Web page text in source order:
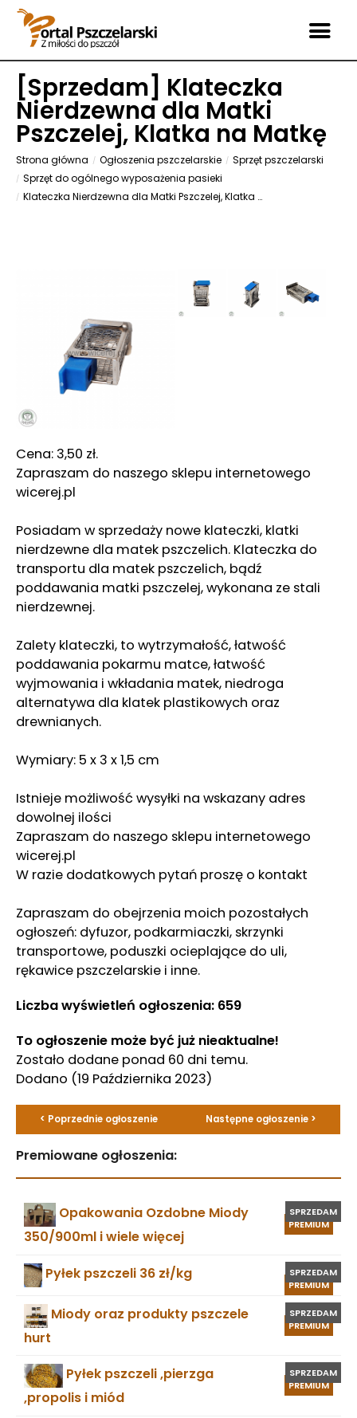
[Sprzedam] Klateczka
Nierdzewna dla Matki
Pszczelej, Klatka na Matkę
Strona główna Ogłoszenia pszczelarskie
Sprzęt pszczelarski
Sprzęt do ogólnego wyposażenia pasieki
Klateczka Nierdzewna dla Matki Pszczelej, Klatka na Matkę
Cena: 3,50 zł.
Zapraszam do naszego sklepu internetowego
wicerej.pl
Posiadam w sprzedaży nowe klateczki, klatki
nierdzewne dla matek pszczelich. Klateczka do
transportu dla matek pszczelich, bądź
poddawania matki pszczelej, wykonana ze stali
nierdzewnej.
Zalety klateczki, to wytrzymałość, łatwość
poddawania pokarmu matce, łatwość
wyjmowania i wkładania matek, niedroga
alternatywa dla klatek plastikowych oraz
drewnianych.
Wymiary: 5 x 3 x 1,5 cm
Istnieje możliwość wysyłki na wskazany adres
dowolnej ilości
Zapraszam do naszego sklepu internetowego
wicerej.pl
W razie dodatkowych pytań proszę o kontakt
Zapraszam do obejrzenia moich pozostałych
ogłoszeń: dyfuzor, podkarmiaczki, skrzynki
transportowe, poduszki ocieplające do uli,
rękawice pszczelarskie i inne.
Liczba wyświetleń ogłoszenia: 659
To ogłoszenie może być już nieaktualne!
Zostało dodane ponad 60 dni temu.
Dodano (19 Października 2023)
< Poprzednie ogłoszenie Następne ogłoszenie >
Premiowane ogłoszenia:
PREMIUM
SPRZEDAM
Opakowania Ozdobne Miody
350/900ml i wiele więcej
PREMIUM
SPRZEDAM
Pyłek pszczeli 36 zł/kg
PREMIUM
SPRZEDAM
Miody oraz produkty pszczele
hurt
PREMIUM
SPRZEDAM
Pyłek pszczeli ,pierzga
,propolis i miód